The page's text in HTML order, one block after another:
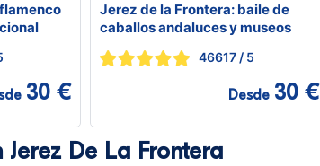
30 €
Jerez de la Frontera: baile de
caballos andaluces y museos
46617 / 5
Desde 30 €
De La Frontera